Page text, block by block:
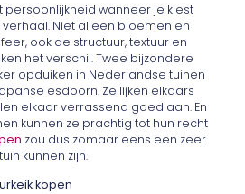
persoonlijkheid wanneer je kiest
Niet alleen bloemen en
ook de structuur, textuur en
het verschil. Twee bijzondere
opduiken in Nederlandse tuinen
esdoorn. Ze lijken elkaars
elkaar verrassend goed aan. En
kunnen ze prachtig tot hun recht
zou dus zomaar eens een zeer
kunnen zijn.
kopen